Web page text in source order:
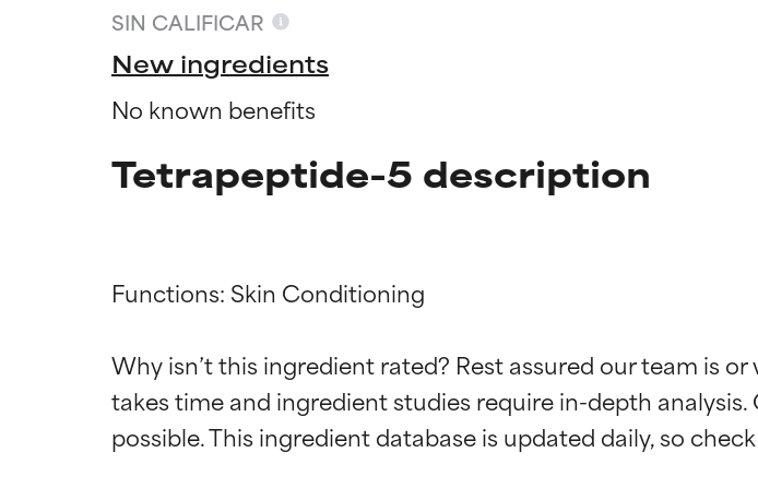
SIN CALIFICAR
New ingredients
No known benefits
Tetrapeptide-5 description
Functions: Skin Conditioning
Why isn’t this ingredient rated? Rest assured our team is
takes time and ingredient studies require in-depth
Calificaciones de
EXCELENTE
Calificaciones de
EXCELENTE